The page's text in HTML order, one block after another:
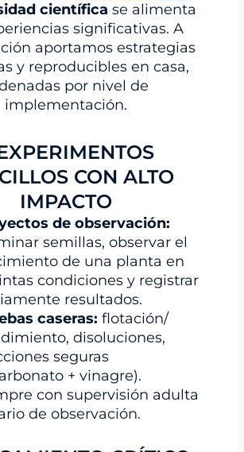
científica se alimenta
significativas. A
aportamos estrategias
y reproducibles en casa,
por nivel de
implementación.
CON ALTO
IMPACTO
de observación:
semillas, observar el
de una planta en
condiciones y registrar
resultados.
caseras: flotación/
disoluciones,
seguras
+ vinagre).
con supervisión adulta
de observación.